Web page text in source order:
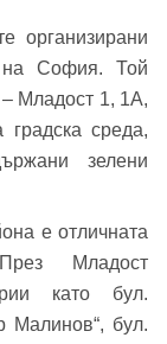
организирани
на София. Той
Младост 1, 1А,
среда,
зелени
е отличната
Младост
като бул.
Малинов“, бул.